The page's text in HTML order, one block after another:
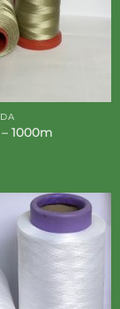
1000m